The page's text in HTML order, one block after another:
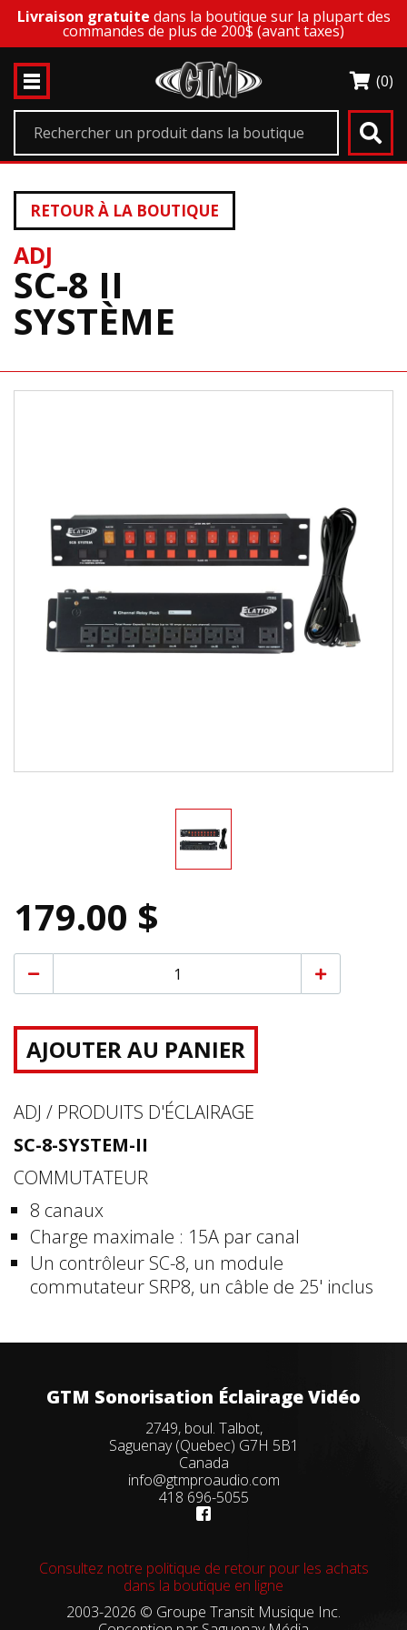
Livraison gratuite dans la boutique sur la plupart des
commandes de plus de 200$ (avant taxes)
(0)
ADJ
SC-8 II
SYSTÈME
RETOUR À LA BOUTIQUE
179.00 $
AJOUTER AU PANIER
ADJ / PRODUITS D'ÉCLAIRAGE
SC-8-SYSTEM-II
COMMUTATEUR
8 canaux
Charge maximale : 15A par canal
Un contrôleur SC-8, un module
commutateur SRP8, un câble de 25' inclus
GTM Sonorisation Éclairage Vidéo
2749, boul. Talbot,
Saguenay (Quebec) G7H 5B1
Canada
info@gtmproaudio.com
418 696-5055
Consultez notre politique de retour pour les achats
dans la boutique en ligne
2003-2026 © Groupe Transit Musique Inc.